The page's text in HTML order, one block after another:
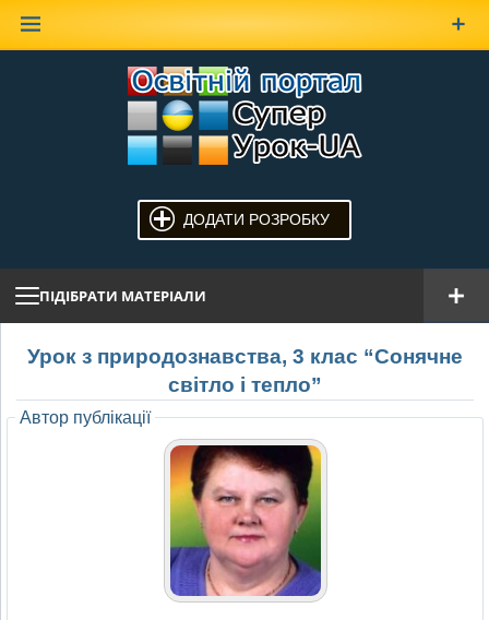
ДОДАТИ РОЗРОБКУ
ПІДІБРАТИ МАТЕРІАЛИ
Урок з природознавства, 3 клас “Сонячне
світло і тепло”
Автор публікації